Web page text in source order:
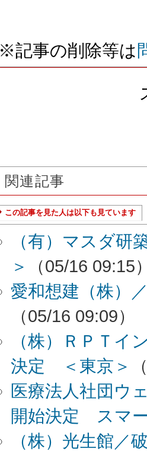
※記事の削除等は
関連記事
この記事を見た人は以下も見ています
（有）マスダ
＞
（05/16 09:15
愛和想建（株）
（05/16 09:09）
（株）ＲＰＴイ
決定 ＜東京＞
医療法人社団ウ
開始決定 スマ
（株）光生館